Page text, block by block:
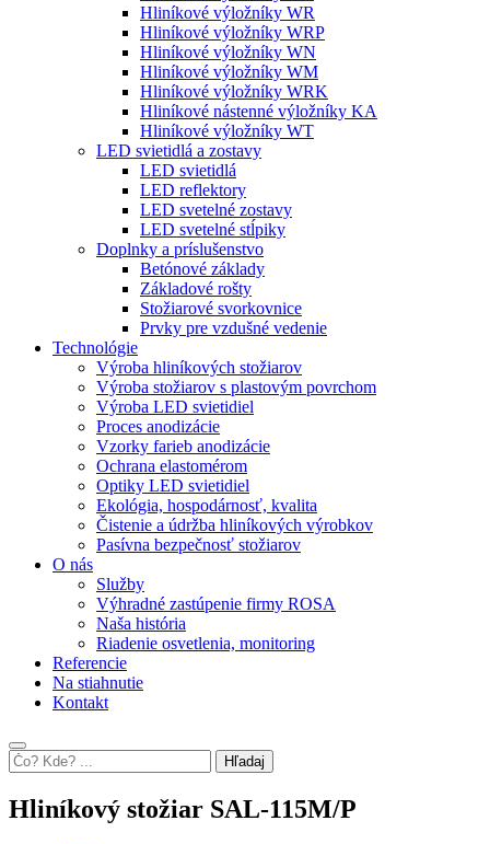
Hliníkové výložníky WR
Hliníkové výložníky WRP
Hliníkové výložníky WN
Hliníkové výložníky WM
Hliníkové výložníky WRK
Hliníkové nástenné výložníky KA
Hliníkové výložníky WT
LED svietidlá a zostavy
LED svietidlá
LED reflektory
LED svetelné zostavy
LED svetelné stĺpiky
Doplnky a príslušenstvo
Betónové základy
Základové rošty
Stožiarové svorkovnice
Prvky pre vzdušné vedenie
Technológie
Výroba hliníkových stožiarov
Výroba stožiarov s plastovým povrchom
Výroba LED svietidiel
Proces anodizácie
Vzorky farieb anodizácie
Ochrana elastomérom
Optiky LED svietidiel
Ekológia, hospodárnosť, kvalita
Čistenie a údržba hliníkových výrobkov
Pasívna bezpečnosť stožiarov
O nás
Služby
Výhradné zastúpenie firmy ROSA
Naša história
Riadenie osvetlenia, monitoring
Referencie
Na stiahnutie
Kontakt
Hľadaj
Hliníkový stožiar SAL-115M/P